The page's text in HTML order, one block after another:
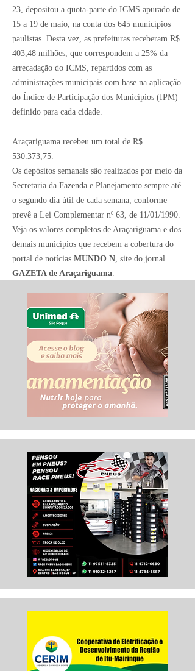
23, depositou a quota-parte do ICMS apurado de
15 a 19 de maio, na conta dos 645 municípios
paulistas. Desta vez, as prefeituras receberam R$
403,48 milhões, que correspondem a 25% da
arrecadação do ICMS, repartidos com as
administrações municipais com base na aplicação
do Índice de Participação dos Municípios (IPM)
definido para cada cidade.
Araçariguama recebeu um total de R$
530.373,75.
Os depósitos semanais são realizados por meio da
Secretaria da Fazenda e Planejamento sempre até
o segundo dia útil de cada semana, conforme
prevê a Lei Complementar nº 63, de 11/01/1990.
Veja os valores completos de Araçariguama e dos
demais municípios que recebem a cobertura do
portal de notícias MUNDO N , site do jornal
GAZETA de Araçariguama